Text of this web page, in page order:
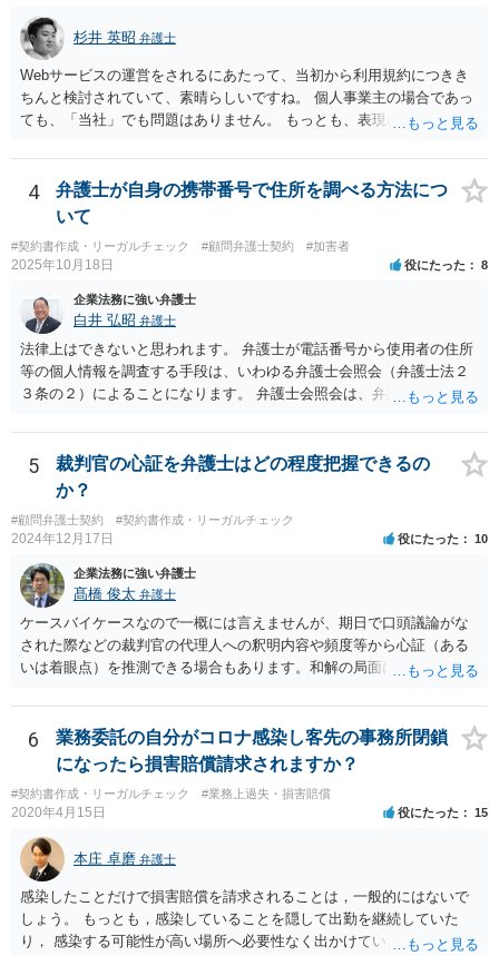
わず，協議によって適切な範囲での支払いに関する合意を目指す方が
良いかと思われます。 【③について】 事実か否かにかかわらず，相手
の社会的評価を損なうような投稿であれば，名誉毀損となり得ます。
こうした場合，プロバイダ等を通じて投稿の削除を求めたり，また
は，発信者自身の情報の開示を受けた上で，発進した当人に対する損
杉井 英昭 弁護士
Webサービスの運営をされるにあたって、当初から利用規約につきき
ちんと検討されていて、素晴らしいですね。 個人事業主の場合であっ
ても、「当社」でも問題はありません。 もっとも、表現に違和感があ
さんが「ABCウェブサービス」の屋号で事業を運営する際には、「当
社」の代わりに「ABCウェブサービス」とか「ABCWS」を使う等で
4
弁護士が自身の携帯番号で住所を調べる方法につ
いて
#契約書作成・リーガルチェック #顧問弁護士契約 #加害者
2025年10月18日 役にたった 8
企業法務に強い弁護士
白井 弘昭 弁護士
法律上はできないと思われます。 弁護士が電話番号から使用者の住所
等の個人情報を調査する手段は、いわゆる弁護士会照会（弁護士法２
３条の２）によることになります。 弁護士会照会は、弁護士が事件を
して質問をしてもらう制度で、弁護士会担当委員が当該質問が適正か
どうか、質問をして回答を得られる可能性があるか、などを吟味した
上で、弁護士会名で質問をする制度です。 ですので、照会先もある程
度安心して個人情報を開示しますし、もちろん、断られる場合もあり
ます。 一般的には、弁護士が依頼を受けて事件を調査する過程で用い
られるものですが、法律上、「弁護士は、受任している事件につい
て、」と定められていますので、個人の事件（受任していない）はこ
の要件に当てはまらないことになります。 以上、ご参考まで。
5
裁判官の心証を弁護士はどの程度把握できるの
か？
#顧問弁護士契約 #契約書作成・リーガルチェック
2024年12月17日 役にたった 10
企業法務に強い弁護士
髙橋 俊太 弁護士
ケースバイケースなので一概には言えませんが、期日で口頭議論がな
された際などの裁判官の代理人への釈明内容や頻度等から心証（ある
いは着眼点）を推測できる場合もあります。和解の局面になり、代理
れることもあります。
6
業務委託の自分がコロナ感染し客先の事務所閉鎖
になったら損害賠償請求されますか？
#契約書作成・リーガルチェック #業務上過失・損害賠償
2020年4月15日 役にたった 15
本庄 卓磨 弁護士
感染したことだけで損害賠償を請求されることは，一般的にはないで
しょう。 もっとも，感染していることを隠して出勤を継続していた
り， 感染する可能性が高い場所へ必要性なく出かけていたりした場合